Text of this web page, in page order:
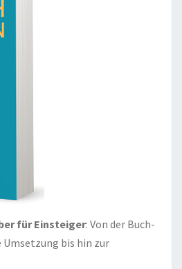
für Einsteiger: Von der Buch-
bis hin zur